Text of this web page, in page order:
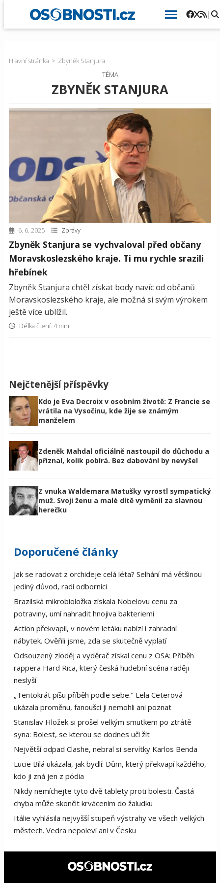
|
Hlavní stránka
Zbyněk Stanjura
TÉMA
ZBYNĚK STANJURA
6. 6. 2025 Zprávy
Zbyněk Stanjura se vychvaloval před občany
Moravskoslezského kraje. Ti mu rychle srazili
hřebínek
Zbyněk Stanjura chtěl získat body navíc od občanů
Moravskoslezského kraje, ale možná si svým výrokem
ještě více ublížil.
Délka čtení: 4 min
Nejčtenější příspěvky
Kdo je Eva Decroix v osobním životě: Z Francie se
vrátila na Vysočinu, kde žije se známým
manželem
Zdeněk Mahdal oficiálně nastoupil do důchodu a
přiznal, kolik pobírá. Bez dabování by nevyšel
Z vnuka Waldemara Matušky vyrostl sympatický
muž. Svoji ženu a malé dítě vyměnil za slavnou
herečku
Doporučené články
Jak se radovat z orchideje celá léta? Selhání má většinou
jediný důvod, radí odborníci
Brazilská mikrobioložka získala Nobelovu cenu za
potraviny, umí nahradit hnojiva bakteriemi
Action překvapil, v novém letáku nabízí i zahradní
nábytek. Ověřili jsme, zda se skutečně vyplatí
Odsouzený zloděj a vyděrač získal cenu z OSA: Příběh
rappera Hard Rica, který česká hudební scéna raději
neslyší
„Tentokrát píšu příběh podle sebe." Lela Ceterová
ukázala proměnu, fanoušci ji nemohli ani poznat
Stanislav Hložek si prošel velkým smutkem po ztrátě
syna: Bolest, se kterou se dodnes učí žít
Největší odpad Clashe, nebral si servítky Karlos Benda
Lucie Bílá ukázala, jak bydlí: Dům, který překvapí každého,
kdo ji zná jen z pódia
Nikdy nemíchejte tyto dvě tablety proti bolesti. Častá
chyba může skončit krvácením do žaludku
Itálie vyhlásila nejvyšší stupeň výstrahy ve všech velkých
městech. Vedra nepoleví ani v Česku